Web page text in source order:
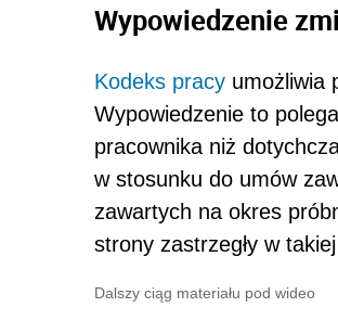
Wypowiedzenie
Kodeks pracy umożliwia
Wypowiedzenie to
pracownika niż
w stosunku do umów
zawartych na okres
strony zastrzegły w
Dalszy ciąg materiału pod wideo